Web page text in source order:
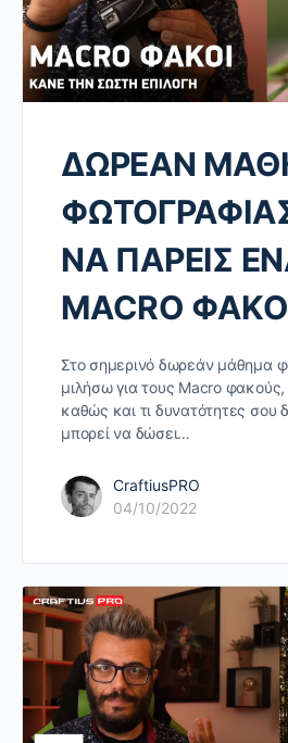
ΔΩΡΕΑΝ
ΝΑ ΠΑΡΕΙΣ
MACRO
Στο σημερινό δωρεάν μάθημα
μιλήσω για τους Macro φακούς,
καθώς και τι δυνατότητες σου
μπορεί να δώσει…
CraftiusPRO
04/10/2022